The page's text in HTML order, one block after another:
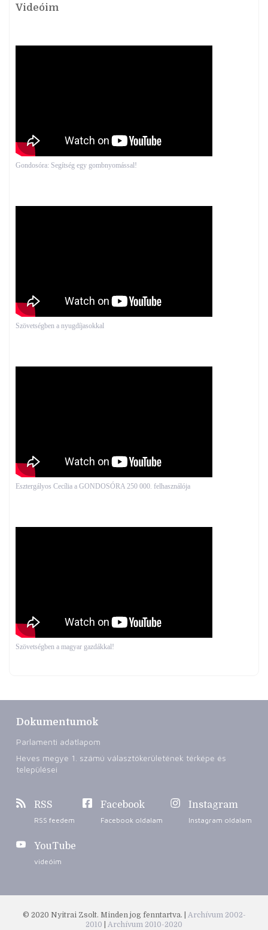
Videóim
Gondosóra: Segítség egy gombnyomással!
Szövetségben a nyugdíjasokkal
Esztergályos Cecília a GONDOSÓRA 250 000. felhasználója
Szövetségben a magyar gazdákkal!
Dokumentumok
Parlamenti adatlapom
Heves megye 1. számú választókerületének térképe és
települései
RSS
RSS feedem
Facebook
Facebook oldalam
Instagram
Instagram oldalam
YouTube
videóim
© 2020 Nyitrai Zsolt. Minden jog fenntartva. |
Archívum 2002-
2010
Archívum 2010-2020